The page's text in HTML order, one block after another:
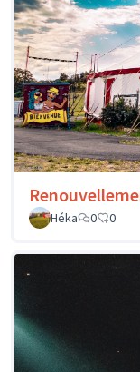
Héka
0 0